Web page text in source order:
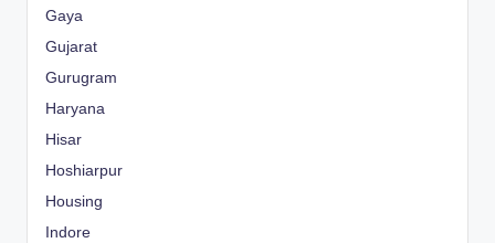
Gaya
Gujarat
Gurugram
Haryana
Hisar
Hoshiarpur
Housing
Indore